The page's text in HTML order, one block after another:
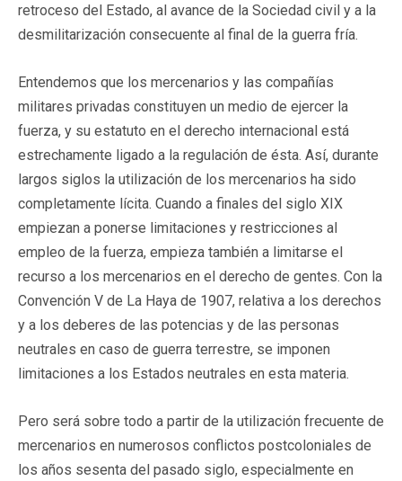
retroceso del Estado, al avance de la Sociedad civil y a la
desmilitarización consecuente al final de la guerra fría.
Entendemos que los mercenarios y las compañías
militares privadas constituyen un medio de ejercer la
fuerza, y su estatuto en el derecho internacional está
estrechamente ligado a la regulación de ésta. Así, durante
largos siglos la utilización de los mercenarios ha sido
completamente lícita. Cuando a finales del siglo XIX
empiezan a ponerse limitaciones y restricciones al
empleo de la fuerza, empieza también a limitarse el
recurso a los mercenarios en el derecho de gentes. Con la
Convención V de La Haya de 1907, relativa a los derechos
y a los deberes de las potencias y de las personas
neutrales en caso de guerra terrestre, se imponen
limitaciones a los Estados neutrales en esta materia.
Pero será sobre todo a partir de la utilización frecuente de
mercenarios en numerosos conflictos postcoloniales de
los años sesenta del pasado siglo, especialmente en